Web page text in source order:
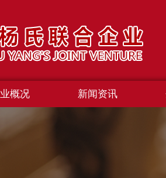
概况 新闻资讯